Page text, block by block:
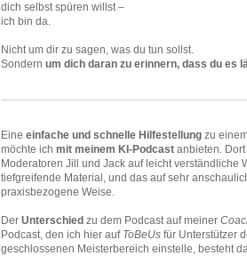
dich selbst spüren willst –
ich bin da.
Nicht um dir zu sagen, was du tun sollst.
Sondern um dich daran zu erinnern, dass du es
Eine einfache und schnelle Hilfestellung zu
möchte ich mit meinem KI-Podcast anbieten.
Moderatoren Jill und Jack auf leicht verständliche
tiefgreifende Material, und das auf sehr
praxisbezogene Weise.
Der Unterschied zu dem Podcast auf meiner
Podcast, den ich hier auf ToBeUs für Unterstützer
geschlossenen Meisterbereich einstelle, besteht